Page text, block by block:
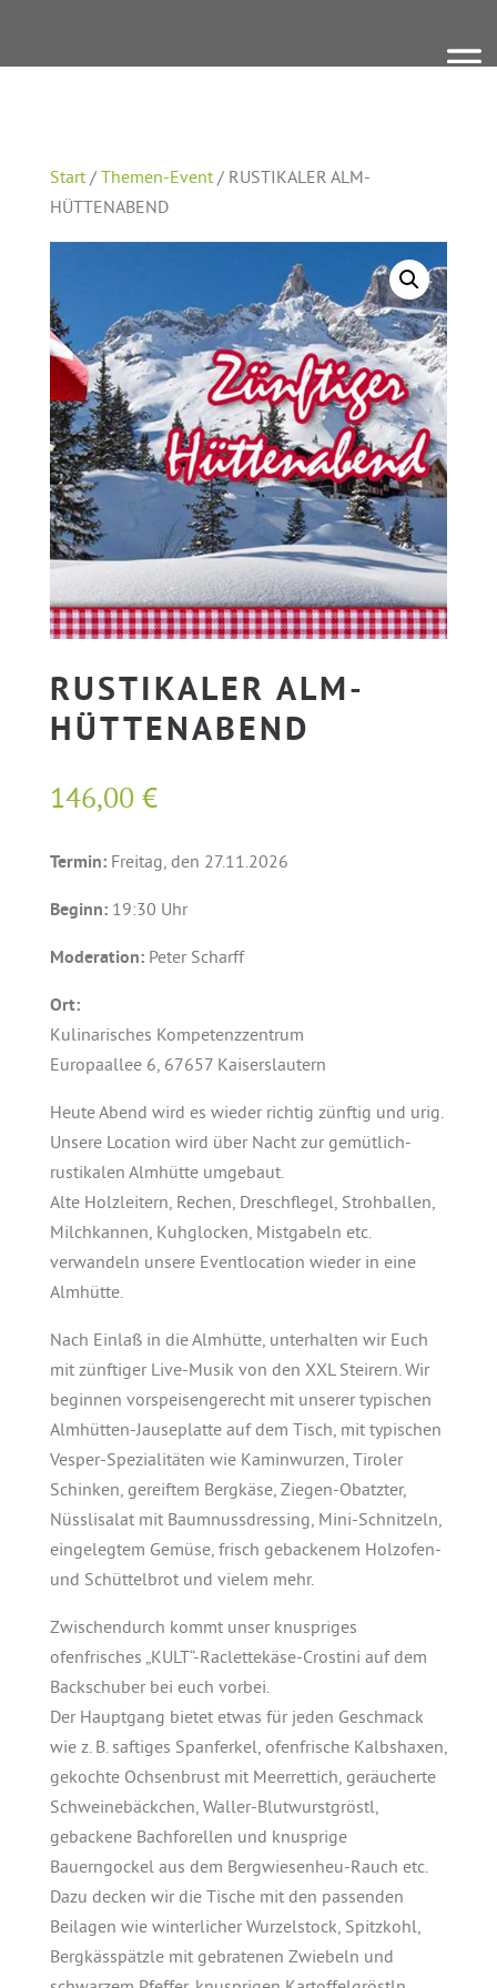
Start/ Themen-Event/ RUSTIKALER ALM-
HÜTTENABEND
RUSTIKALER ALM-
HÜTTENABEND
146,00 €
Termin: Freitag, den 27.11.2026
Beginn: 19:30 Uhr
Moderation: Peter Scharff
Ort:
Kulinarisches Kompetenzzentrum
Europaallee 6, 67657 Kaiserslautern
Heute Abend wird es wieder richtig zünftig und urig.
Unsere Location wird über Nacht zur gemütlich-
rustikalen Almhütte umgebaut.
Alte Holzleitern, Rechen, Dreschflegel, Strohballen,
Milchkannen, Kuhglocken, Mistgabeln etc.
verwandeln unsere Eventlocation wieder in eine
Almhütte.
Nach Einlaß in die Almhütte, unterhalten wir Euch
mit zünftiger Live-Musik von den XXL Steirern. Wir
beginnen vorspeisengerecht mit unserer typischen
Almhütten-Jauseplatte auf dem Tisch, mit typischen
Vesper-Spezialitäten wie Kaminwurzen, Tiroler
Schinken, gereiftem Bergkäse, Ziegen-Obatzter,
Nüsslisalat mit Baumnussdressing, Mini-Schnitzeln,
eingelegtem Gemüse, frisch gebackenem Holzofen-
und Schüttelbrot und vielem mehr.
Zwischendurch kommt unser knuspriges
ofenfrisches „KULT“-Raclettekäse-Crostini auf dem
Backschuber bei euch vorbei.
Der Hauptgang bietet etwas für jeden Geschmack
wie z. B. saftiges Spanferkel, ofenfrische Kalbshaxen,
gekochte Ochsenbrust mit Meerrettich, geräucherte
Schweinebäckchen, Waller-Blutwurstgröstl,
gebackene Bachforellen und knusprige
Bauerngockel aus dem Bergwiesenheu-Rauch etc.
Dazu decken wir die Tische mit den passenden
Beilagen wie winterlicher Wurzelstock, Spitzkohl,
Bergkässpätzle mit gebratenen Zwiebeln und